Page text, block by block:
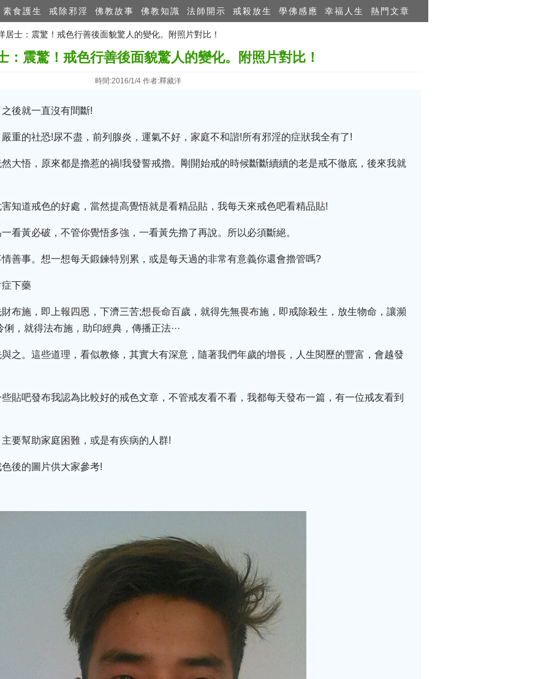
素食護生 戒除邪淫 佛教故事 佛教知識 法師開示 戒殺放生 學佛感應 幸福人生 熱門文章
居士：震驚！戒色行善後面貌驚人的變化。附照片對比！
：震驚！戒色行善後面貌驚人的變化。附照片對比！
時間:2016/1/4 作者:釋藏洋
後就一直沒有間斷!
重的社恐!尿不盡，前列腺炎，運氣不好，家庭不和諧!所有邪淫的症狀我全有了!
大悟，原來都是擼惹的禍!我發誓戒擼。剛開始戒的時候斷斷續續的老是戒不徹底，後來我就
知道戒色的好處，當然提高覺悟就是看精品貼，我每天來戒色吧看精品貼!
看黃必破，不管你覺悟多強，一看黃先擼了再說。所以必須斷絕。
善事。想一想每天鍛鍊特別累，或是每天過的非常有意義你還會擼管嗎?
下藥
布施，即上報四恩，下濟三苦;想長命百歲，就得先無畏布施，即戒除殺生，放生物命，讓瀕
，就得法布施，助印經典，傳播正法···
之。這些道理，看似教條，其實大有深意，隨著我們年歲的增長，人生閱歷的豐富，會越發
貼吧發布我認為比較好的戒色文章，不管戒友看不看，我都每天發布一篇，有一位戒友看到
要幫助家庭困難，或是有疾病的人群!
後的圖片供大家參考!